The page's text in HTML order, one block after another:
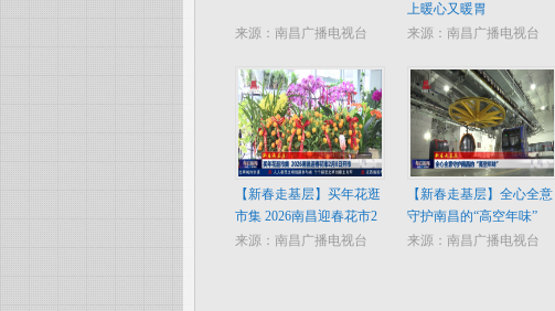
来源：南昌广播电视台
上暖心又暖胃
来源：南昌广播电视台
【新春走基层】买年花逛
市集 2026南昌迎春花市2
月8日开市
来源：南昌广播电视台
【新春走基层】全心全意
守护南昌的“高空年味”
来源：南昌广播电视台